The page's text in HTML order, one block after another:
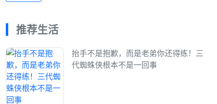
推荐生活
抬手不是抱歉，而是老弟你还得练！三
代蜘蛛侠根本不是一回事